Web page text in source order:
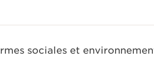
sociales et